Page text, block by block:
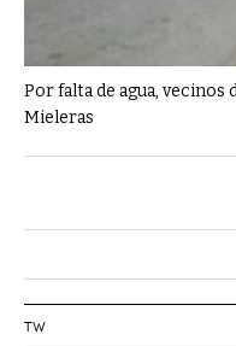
Por falta de agua, vecinos
Mieleras
TW